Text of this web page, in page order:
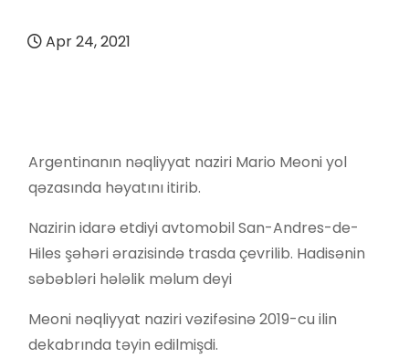
Apr 24, 2021
Argentinanın nəqliyyat naziri Mario Meoni yol
qəzasında həyatını itirib.
Nazirin idarə etdiyi avtomobil San-Andres-de-
Hiles şəhəri ərazisində trasda çevrilib. Hadisənin
səbəbləri hələlik məlum deyi
Meoni nəqliyyat naziri vəzifəsinə 2019-cu ilin
dekabrında təyin edilmişdi.